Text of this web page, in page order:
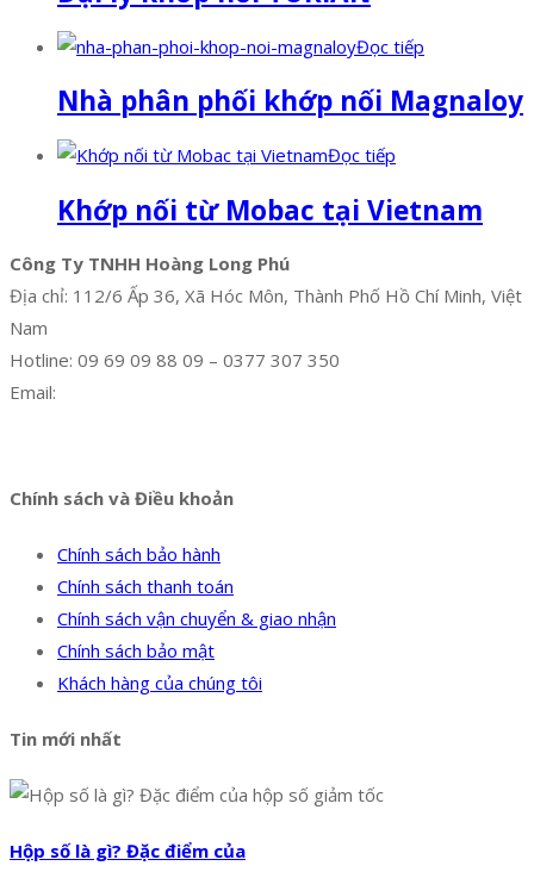
Đọc tiếp
Nhà phân phối khớp nối Magnaloy
Đọc tiếp
Khớp nối từ Mobac tại Vietnam
Công Ty TNHH Hoàng Long Phú
Địa chỉ: 112/6 Ấp 36, Xã Hóc Môn, Thành Phố Hồ Chí Minh, Việt
Nam
Hotline: 09 69 09 88 09 – 0377 307 350
Email:
Chính sách và Điều khoản
Chính sách bảo hành
Chính sách thanh toán
Chính sách vận chuyển & giao nhận
Chính sách bảo mật
Khách hàng của chúng tôi
Tin mới nhất
Hộp số là gì? Đặc điểm của